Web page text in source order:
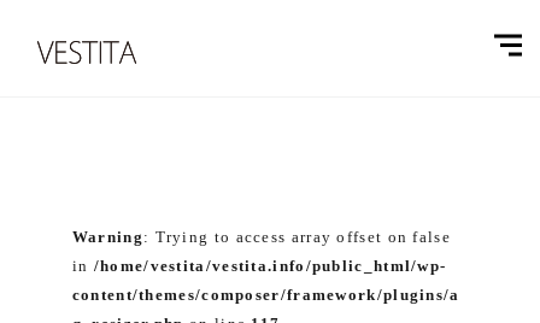
Warning : Trying to access array offset on false
in /home/vestita/vestita.info/public_html/wp-
content/themes/composer/framework/plugins/a